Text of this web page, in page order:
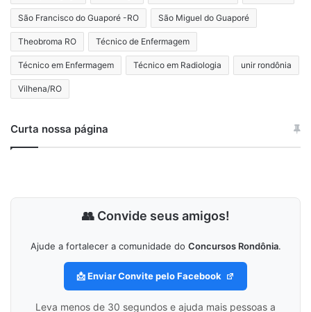
São Francisco do Guaporé -RO São Miguel do Guaporé
Theobroma RO Técnico de Enfermagem
Técnico em Enfermagem Técnico em Radiologia unir rondônia
Vilhena/RO
Curta nossa página
👥 Convide seus amigos!
Ajude a fortalecer a comunidade do Concursos Rondônia.
📩 Enviar Convite pelo Facebook
Leva menos de 30 segundos e ajuda mais pessoas a